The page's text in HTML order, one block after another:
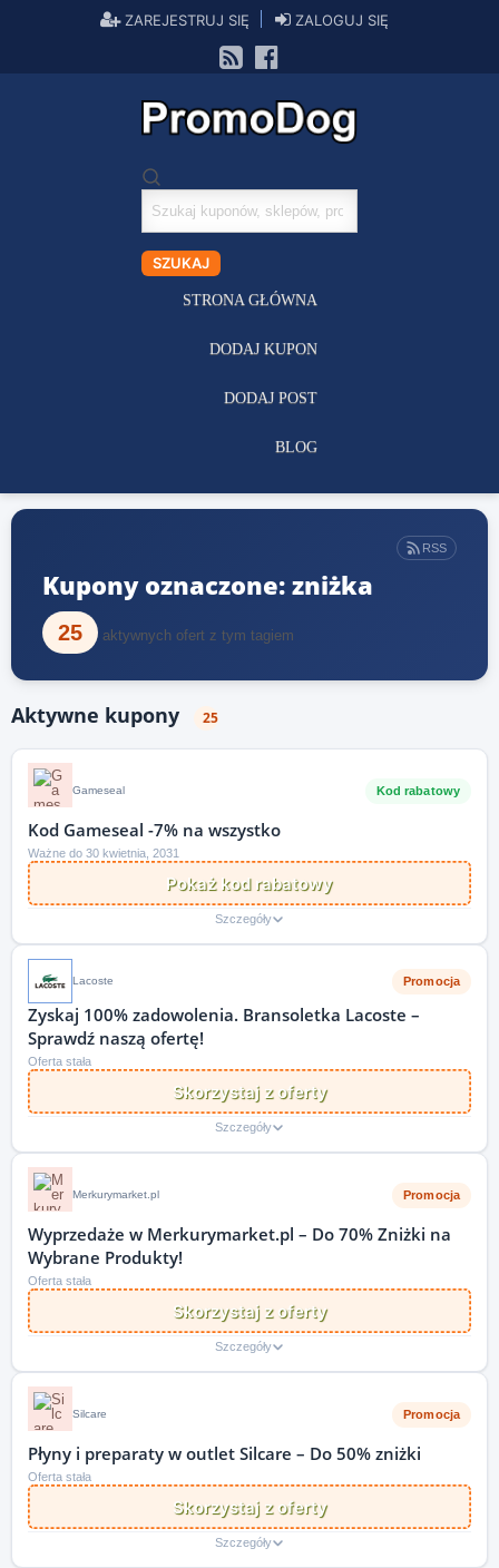
ZAREJESTRUJ SIĘ ZALOGUJ SIĘ
Szukaj
kuponów
SZUKAJ
STRONA GŁÓWNA
DODAJ KUPON
DODAJ POST
BLOG
RSS
Kupony oznaczone: zniżka
25 aktywnych ofert z tym tagiem
Aktywne kupony 25
Gameseal Kod rabatowy
Kod Gameseal -7% na wszystko
Ważne do 30 kwietnia, 2031
Pokaż kod rabatowy
Szczegóły
Lacoste Promocja
Zyskaj 100% zadowolenia. Bransoletka Lacoste –
Sprawdź naszą ofertę!
Oferta stała
Skorzystaj z oferty
Szczegóły
Merkurymarket.pl Promocja
Wyprzedaże w Merkurymarket.pl – Do 70% Zniżki na
Wybrane Produkty!
Oferta stała
Skorzystaj z oferty
Szczegóły
Silcare Promocja
Płyny i preparaty w outlet Silcare – Do 50% zniżki
Oferta stała
Skorzystaj z oferty
Szczegóły